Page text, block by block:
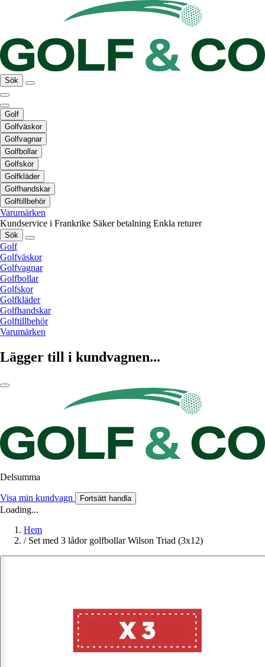
Sök
Golf
Golfväskor
Golfvagnar
Golfbollar
Golfskor
Golfkläder
Golfhandskar
Golftillbehör
Varumärken
Kundservice i Frankrike Säker betalning Enkla returer
Sök
Golf
Golfväskor
Golfvagnar
Golfbollar
Golfskor
Golfkläder
Golfhandskar
Golftillbehör
Varumärken
Lägger till i kundvagnen...
Delsumma
Visa min kundvagn Fortsätt handla
Loading...
Hem
/ Set med 3 lådor golfbollar Wilson Triad (3x12)